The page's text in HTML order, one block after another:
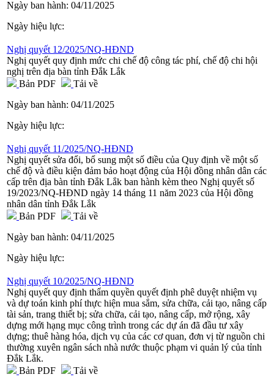
Ngày ban hành: 04/11/2025
Ngày hiệu lực:
Nghị quyết 12/2025/NQ-HĐND
Nghị quyết quy định mức chi chế độ công tác phí, chế độ chi hội
nghị trên địa bàn tỉnh Đắk Lắk
Bản PDF
Tải về
Ngày ban hành: 04/11/2025
Ngày hiệu lực:
Nghị quyết 11/2025/NQ-HĐND
Nghị quyết sửa đổi, bổ sung một số điều của Quy định về một số
chế độ và điều kiện đảm bảo hoạt động của Hội đồng nhân dân các
cấp trên địa bàn tỉnh Đắk Lắk ban hành kèm theo Nghị quyết số
19/2023/NQ-HĐND ngày 14 tháng 11 năm 2023 của Hội đồng
nhân dân tỉnh Đắk Lắk
Bản PDF
Tải về
Ngày ban hành: 04/11/2025
Ngày hiệu lực:
Nghị quyết 10/2025/NQ-HĐND
Nghị quyết quy định thẩm quyền quyết định phê duyệt nhiệm vụ
và dự toán kinh phí thực hiện mua sắm, sửa chữa, cải tạo, nâng cấp
tài sản, trang thiết bị; sửa chữa, cải tạo, nâng cấp, mở rộng, xây
dựng mới hạng mục công trình trong các dự án đã đầu tư xây
dựng; thuê hàng hóa, dịch vụ của các cơ quan, đơn vị từ nguồn chi
thường xuyên ngân sách nhà nước thuộc phạm vi quản lý của tỉnh
Đắk Lắk.
Bản PDF
Tải về